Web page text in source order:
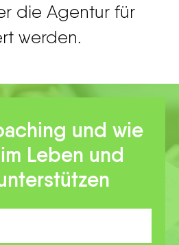
die Agentur für
werden.
und wie
Leben und